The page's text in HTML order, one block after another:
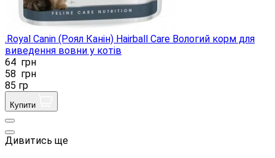
.Royal Canin (Роял Канін) Hairball Care Вологий корм для
виведення вовни у котів
64 грн
58 грн
85 гр
Купити
Дивитись ще